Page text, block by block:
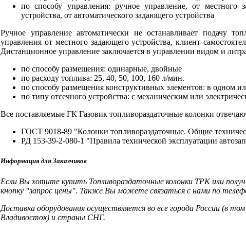
по способу управления: ручное управление, от местного
устройства, от автоматического задающего устройства
Ручное управление автоматически не останавливает подачу
управления от местного задающего устройства, клиент
Дистанционное управление заключается в управлении видом и
по способу размещения: одинарные, двойные
по расходу топлива: 25, 40, 50, 100, 160 л/мин.
по способу размещения конструктивных элементов: в одном
по типу отсечного устройства: с механическим или
Все поставляемые ГК Газовик топливораздаточные колонки
ГОСТ 9018-89 "Колонки топливораздаточные. Общие
РД 153-39-2-080-1 "Правила технической эксплуатации
Информация для Заказчиков
Если Вы хотите купить Топливораздаточные колонки ТРК или
кнопку "запрос цены". Также Вы можете связаться с нами по
Доставка оборудования осуществляется во все города России (в
Владивосток) и страны СНГ.